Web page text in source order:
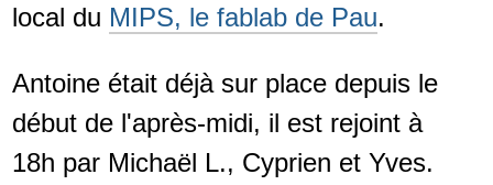
local du MIPS, le fablab de Pau.
Antoine était déjà sur place depuis le
début de l'après-midi, il est rejoint à
18h par Michaël L., Cyprien et Yves.